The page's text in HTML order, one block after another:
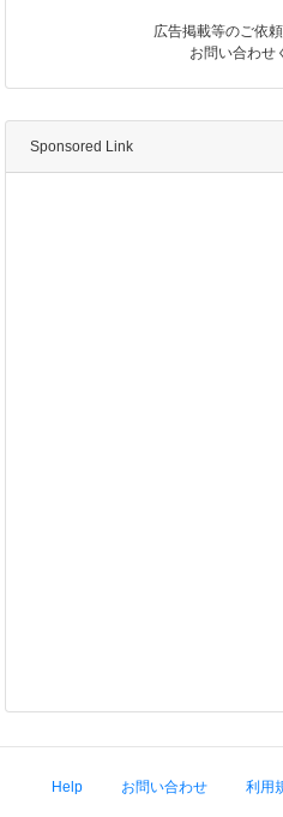
広告掲載等のご依頼
お問い合わせ
Sponsored Link
Help お問い合わせ 利用